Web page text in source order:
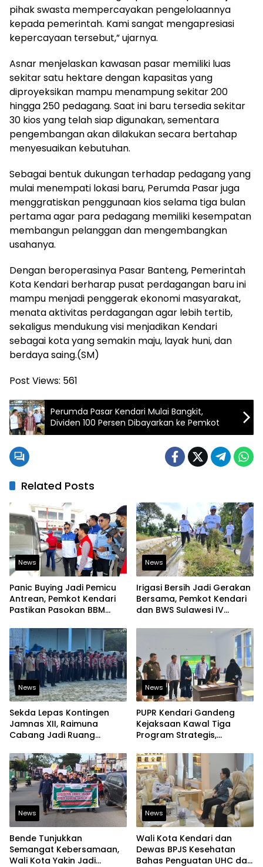
pihak swasta mempercayakan pengelolaannya
kepada pemerintah. Kami sangat mengapresiasi
kepercayaan tersebut,” ujarnya.
Asnar menjelaskan kawasan pasar memiliki luas
sekitar satu hektare dengan kapasitas yang
diproyeksikan mampu menampung sekitar 200
hingga 250 pedagang. Saat ini baru tersedia sekitar
30 kios yang telah siap digunakan, sementara
pengembangan akan dilakukan secara bertahap
menyesuaikan kebutuhan.
Sebagai bentuk dukungan terhadap pedagang yang
mulai menempati lokasi baru, Perumda Pasar juga
menggratiskan penggunaan kios selama tiga bulan
pertama agar para pedagang memiliki kesempatan
membangun pelanggan dan mengembangkan
usahanya.
Dengan beroperasinya Pasar Banteng, Pemerintah
Kota Kendari berharap pusat perdagangan baru ini
mampu menjadi penggerak ekonomi masyarakat,
menata aktivitas perdagangan agar lebih tertib,
sekaligus mendukung visi menjadikan Kendari
sebagai kota yang semakin maju, layak huni, dan
berdaya saing.(SM)
Post Views: 561
Perumda Pasar Kendari Mulai Bangkit,
Dividen 100 Persen Dibayarkan ke Pemkot
Related Posts
News
Panic Buying Jadi Pemicu
Antrean, Pemkot Kendari
Pastikan Pasokan BBM
News
Irigasi Bersih Jadi Gerakan
Bersama, Pemkot Kendari
dan BWS Sulawesi IV
Pangan
News
Sekda Lepas Kontingen
Jamnas XII, Raimuna
Cabang Jadi Ruang
dan Berjiwa Pemimpin
News
PUPR Kendari Gandeng
Kejaksaan Kawal Tiga
Program Strategis,
Bangun Infrastruktur
Berintegritas
News
Bende Tunjukkan
Semangat Kebersamaan,
Wali Kota Yakin Jadi
News
Wali Kota Kendari dan
Dewas BPJS Kesehatan
Bahas Penguatan UHC dan